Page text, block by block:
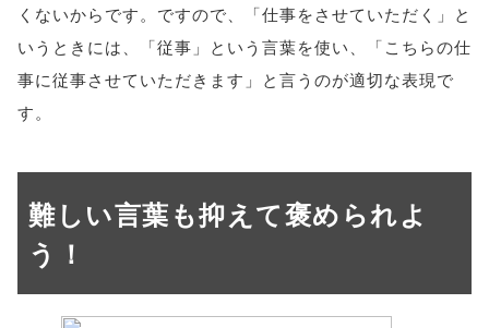
くないからです。ですので、「仕事をさせていただく」と
いうときには、「従事」という言葉を使い、「こちらの仕
事に従事させていただきます」と言うのが適切な表現で
す。
難しい言葉も抑えて褒められよ
う！